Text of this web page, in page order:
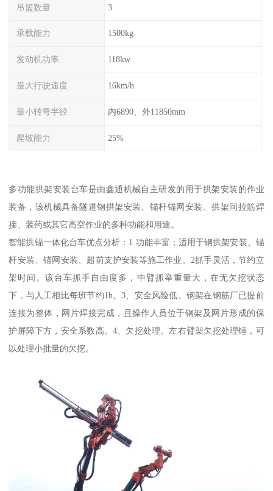
吊篮数量 3
承载能力 1500kg
发动机功率 118kw
最大行驶速度 16km/h
最小转弯半径 内6890、外11850mm
爬坡能力 25%
多功能拱架安装台车是由鑫通机械自主研发的用于拱架安装的作业
装备，该机械具备隧道钢拱架安装、锚杆锚网安装、拱架间拉筋焊
接、装药或其它高空作业的多种功能和用途。
智能拱锚一体化台车优点分析：1.功能丰富；适用于钢拱架安装、锚
杆安装、锚网安装、超前支护安装等施工作业。2抓手灵活，节约立
架时间。该台车抓手自由度多，中臂抓举重量大，在无欠挖状态
下，与人工相比每班节约1h。3、安全风险低。钢架在钢筋厂已提前
连接为整体，网片焊接完成，且操作人员位于钢架及网片形成的保
护屏障下方，安全系数高。4、欠挖处理。左右臂架欠挖处理锤，可
以处理小批量的欠挖。